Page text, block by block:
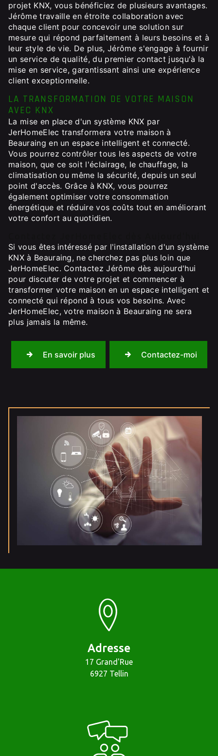
projet KNX, vous bénéficiez de plusieurs avantages.
Jérôme travaille en étroite collaboration avec
chaque client pour concevoir une solution sur
mesure qui répond parfaitement à leurs besoins et à
leur style de vie. De plus, Jérôme s'engage à fournir
un service de qualité, du premier contact jusqu'à la
mise en service, garantissant ainsi une expérience
client exceptionnelle.
LA TRANSFORMATION DE VOTRE MAISON
AVEC KNX
La mise en place d'un système KNX par
JerHomeElec transformera votre maison à
Beauraing en un espace intelligent et connecté.
Vous pourrez contrôler tous les aspects de votre
maison, que ce soit l'éclairage, le chauffage, la
climatisation ou même la sécurité, depuis un seul
point d'accès. Grâce à KNX, vous pourrez
également optimiser votre consommation
énergétique et réduire vos coûts tout en améliorant
votre confort au quotidien.
Si vous êtes intéressé par l'installation d'un système
KNX à Beauraing, ne cherchez pas plus loin que
JerHomeElec. Contactez Jérôme dès aujourd'hui
pour discuter de votre projet et commencer à
transformer votre maison en un espace intelligent et
connecté qui répond à tous vos besoins. Avec
JerHomeElec, votre maison à Beauraing ne sera
plus jamais la même.
En savoir plus Contactez-moi
Adresse
17 Grand'Rue
6927 Tellin